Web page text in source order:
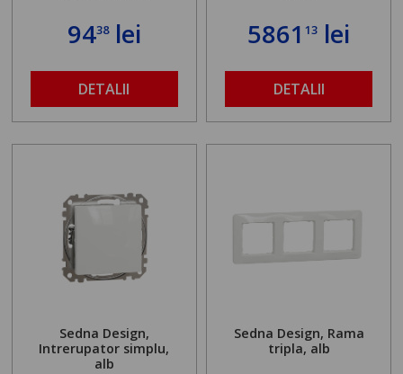
9438lei
DETALII
586113 lei
DETALII
Sedna Design,
Intrerupator simplu,
alb
Sedna Design, Rama
tripla, alb